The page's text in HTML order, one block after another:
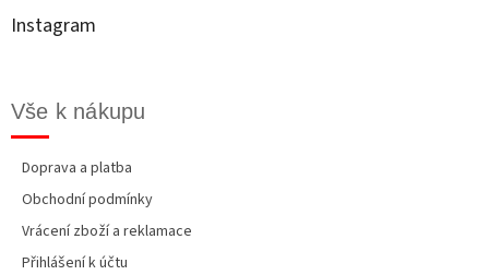
Instagram
Vše k nákupu
Doprava a platba
Obchodní podmínky
Vrácení zboží a reklamace
Přihlášení k účtu